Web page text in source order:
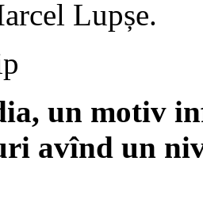
Lupșe.
un motiv
avînd un